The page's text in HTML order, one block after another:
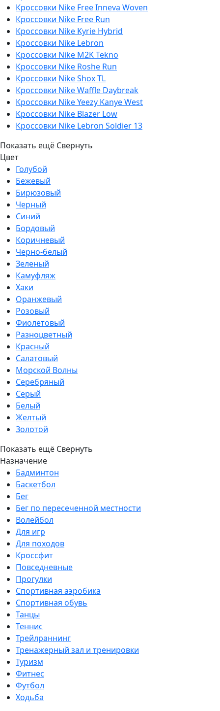
Кроссовки Nike Free Inneva Woven
Кроссовки Nike Free Run
Кроссовки Nike Kyrie Hybrid
Кроссовки Nike Lebron
Кроссовки Nike M2K Tekno
Кроссовки Nike Roshe Run
Кроссовки Nike Shox TL
Кроссовки Nike Waffle Daybreak
Кроссовки Nike Yeezy Kanye West
Кроссовки Nike Blazer Low
Кроссовки Nike Lebron Soldier 13
Показать ещё Свернуть
Цвет
Голубой
Бежевый
Бирюзовый
Черный
Синий
Бордовый
Коричневый
Черно-белый
Зеленый
Камуфляж
Хаки
Оранжевый
Розовый
Фиолетовый
Разноцветный
Красный
Салатовый
Морской Волны
Серебряный
Серый
Белый
Желтый
Золотой
Показать ещё Свернуть
Назначение
Бадминтон
Баскетбол
Бег
Бег по пересеченной местности
Волейбол
Для игр
Для походов
Кроссфит
Повседневные
Прогулки
Спортивная аэробика
Спортивная обувь
Танцы
Теннис
Трейлраннинг
Тренажерный зал и тренировки
Туризм
Фитнес
Футбол
Ходьба